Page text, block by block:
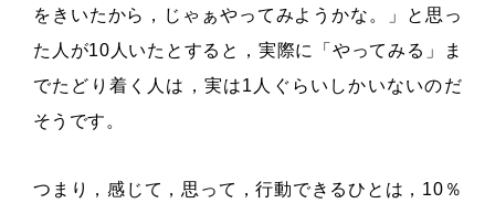
をきいたから，じゃぁやってみようかな。」と思っ
た人が10人いたとすると，実際に「やってみる」ま
でたどり着く人は，実は1人ぐらいしかいないのだ
そうです。
つまり，感じて，思って，行動できるひとは，10％